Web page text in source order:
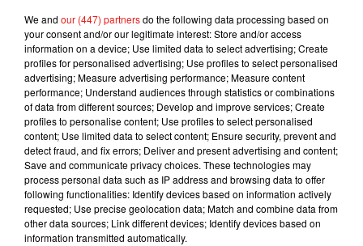
Publié : 14 juin 2020 à 16h45 par Aurélie AMCN
Pas de salsa, de rumba et autre tango sur la Une à
la rentrée, mais plusieurs grands rendez-vous.
The Voice Kids reviendra pour une nouvelle
saison avec Kendji Girac dans le rôle de coach et
une nouvelle saison de Koh Lanta a d’ores et déjà
été annoncée. Cet été, la chaîne a également
prévu de tourner deux grosses émissions : Ninja
Warrior et Mask Singer.
Mundo Latino
We and our (447) partnersdo the following data processing based on
your consent and/or our legitimate interest: Store and/or access
information on a device; Use limited data to select advertising; Create
profiles for personalised advertising; Use profiles to select personalised
advertising; Measure advertising performance; Measure content
performance; Understand audiences through statistics or combinations
of data from different sources; Develop and improve services; Create
profiles to personalise content; Use profiles to select personalised
content; Use limited data to select content; Ensure security, prevent and
detect fraud, and fix errors; Deliver and present advertising and content;
Save and communicate privacy choices. These technologies may
process personal data such as IP address and browsing data to offer
following functionalities: Identify devices based on information actively
requested; Use precise geolocation data; Match and combine data from
other data sources; Link different devices; Identify devices based on
information transmitted automatically.